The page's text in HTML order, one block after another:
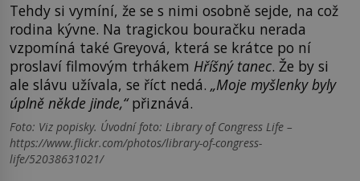
Tehdy si vymíní, že se s nimi osobně sejde, na což
rodina kývne. Na tragickou bouračku nerada
vzpomíná také Greyová, která se krátce po ní
proslaví filmovým trhákem Hříšný tanec. Že by si
ale slávu užívala, se říct nedá. „Moje myšlenky byly
úplně někde jinde,“přiznává.
Foto: Viz popisky. Úvodní foto: Library of Congress Life –
https://www.flickr.com/photos/library-of-congress-
life/52038631021/